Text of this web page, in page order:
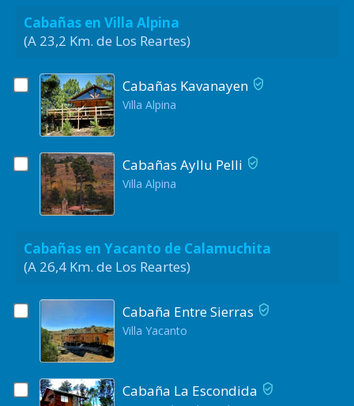
Cabañas en Villa Alpina
(A 23,2 Km. de Los Reartes)
Cabañas Kavanayen
Villa Alpina
Cabañas Ayllu Pelli
Villa Alpina
Cabañas en Yacanto de Calamuchita
(A 26,4 Km. de Los Reartes)
Cabaña Entre Sierras
Villa Yacanto
Cabaña La Escondida